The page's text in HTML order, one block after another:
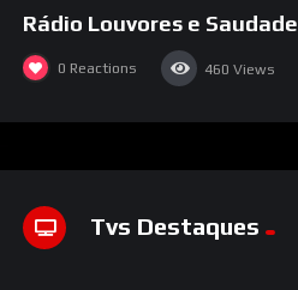
Rádio Louvores e Saudade
0 Reactions 460 Views
Tvs Destaques